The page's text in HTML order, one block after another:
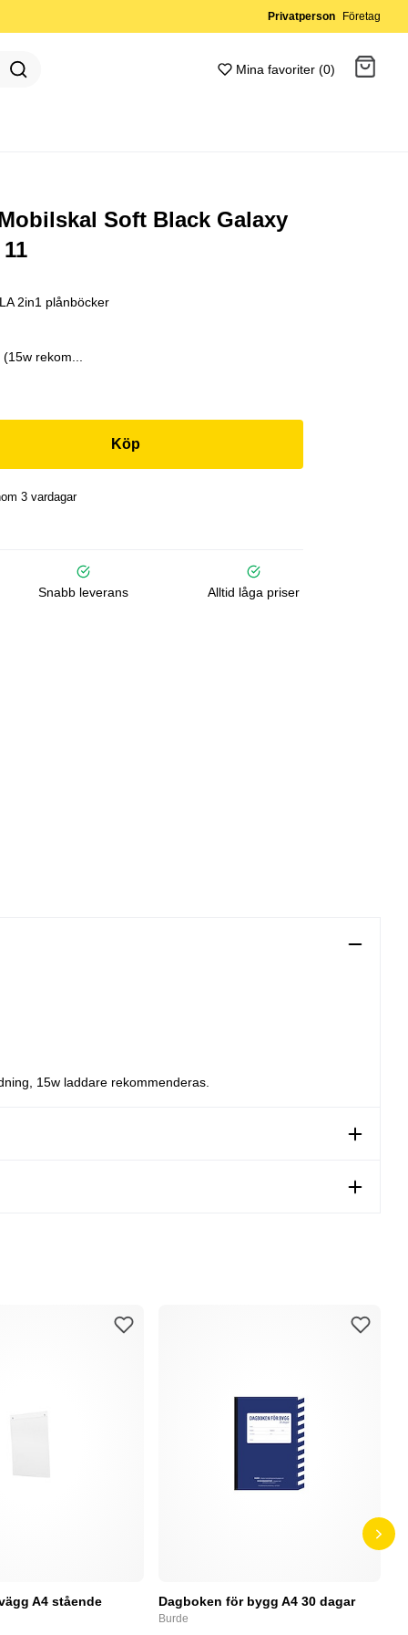
Privatperson Företag
Mina favoriter (0)
Soft Black Galaxy
2in1 plånböcker
rekom...
Köp
3 vardagar
Snabb leverans Alltid låga priser
15w laddare rekommenderas.
A4 stående Dagboken för bygg A4 30 dagar
Burde